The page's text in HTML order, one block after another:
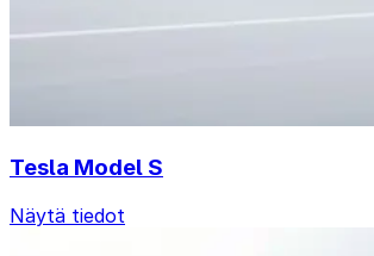
Tesla Model S
Näytä tiedot